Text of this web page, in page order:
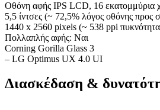
Οθόνη αφής IPS LCD, 16 εκατομμύρια
5,5 ίντσες (~ 72,5% λόγος οθόνης προς
1440 x 2560 pixels (~ 538 ppi πυκνότητα
Πολλαπλής αφής: Ναι
Corning Gorilla Glass 3
– LG Optimus UX 4.0 UI
Διασκέδαση &